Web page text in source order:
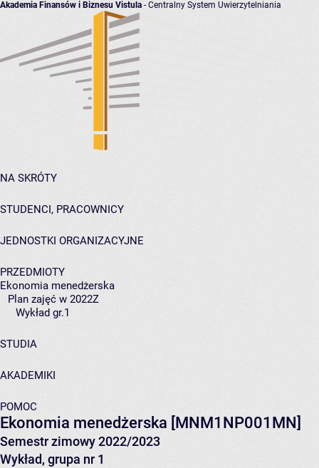
Akademia Finansów i Biznesu Vistula - Centralny System Uwierzytelniania
NA SKRÓTY
STUDENCI, PRACOWNICY
JEDNOSTKI ORGANIZACYJNE
PRZEDMIOTY
Ekonomia menedżerska
Plan zajęć w 2022Z
Wykład gr.1
STUDIA
AKADEMIKI
POMOC
Ekonomia menedżerska [MNM1NP001MN]
Semestr zimowy 2022/2023
Wykład, grupa nr 1